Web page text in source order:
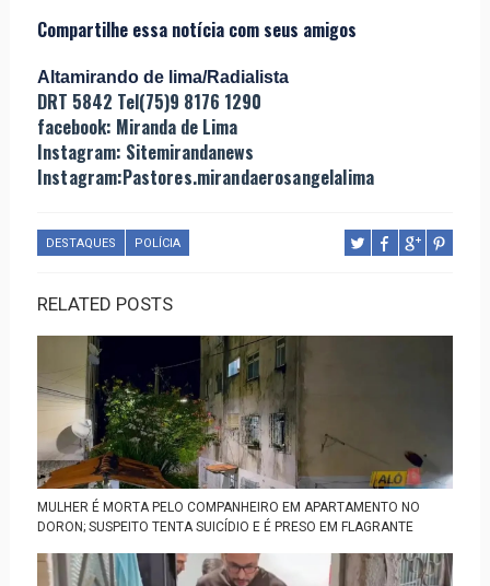
Compartilhe essa notícia com seus amigos
Altamirando de lima/Radialista
DRT 5842 Tel(75)9 8176 1290
facebook: Miranda de Lima
Instagram: Sitemirandanews
Instagram:Pastores.mirandaerosangelalima
DESTAQUES POLÍCIA
RELATED POSTS
MULHER É MORTA PELO COMPANHEIRO EM APARTAMENTO NO
DORON; SUSPEITO TENTA SUICÍDIO E É PRESO EM FLAGRANTE